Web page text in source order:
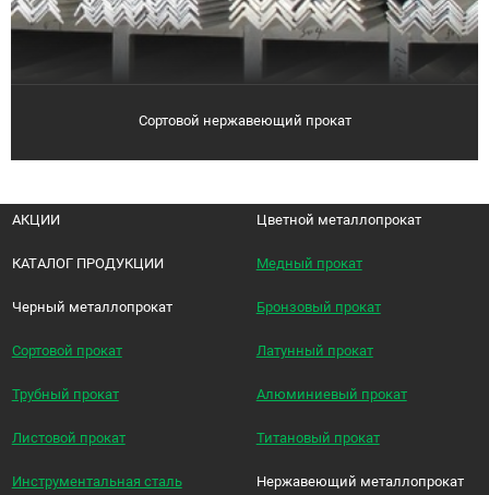
Сортовой нержавеющий прокат
АКЦИИ
КАТАЛОГ ПРОДУКЦИИ
Черный металлопрокат
Сортовой прокат
Трубный прокат
Листовой прокат
Инструментальная сталь
Цветной металлопрокат
Медный прокат
Бронзовый прокат
Латунный прокат
Алюминиевый прокат
Титановый прокат
Нержавеющий металлопрокат